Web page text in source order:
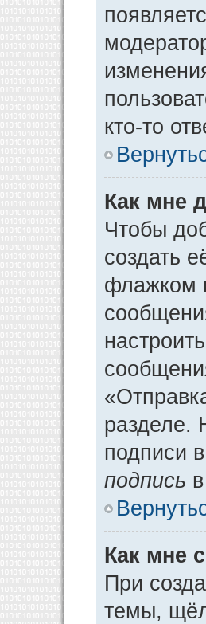
кто-то
Как мне
Чтобы
создать
флажком
разделе.
подписи
подпись
Как мне
При
темы,